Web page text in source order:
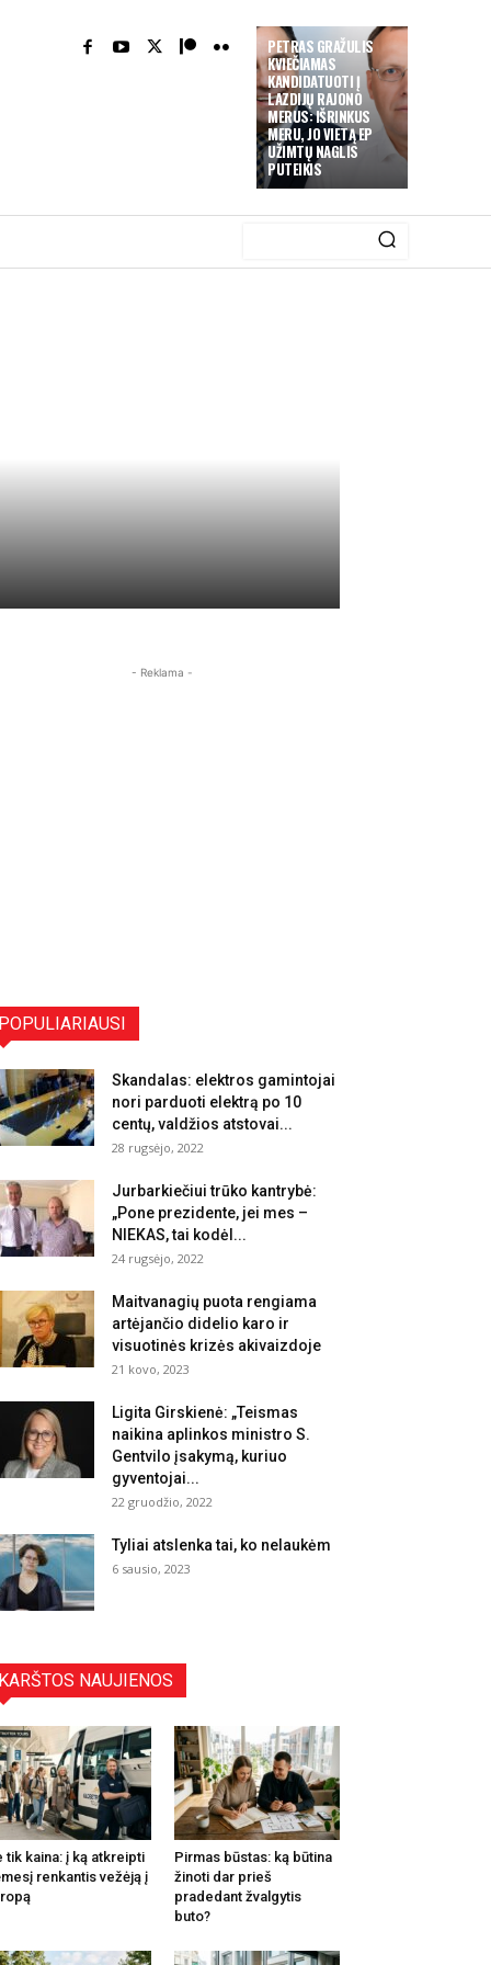
PETRAS GRAŽULIS
KVIEČIAMAS
KANDIDATUOTI Į
LAZDIJŲ RAJONO
MERUS: IŠRINKUS
MERU, JO VIETĄ EP
UŽIMTŲ NAGLIS
PUTEIKIS
- Reklama -
Skandalas: elektros gamintojai
nori parduoti elektrą po 10
centų, valdžios atstovai...
28 rugsėjo, 2022
Jurbarkiečiui trūko kantrybė:
„Pone prezidente, jei mes –
NIEKAS, tai kodėl...
24 rugsėjo, 2022
Maitvanagių puota rengiama
artėjančio didelio karo ir
visuotinės krizės akivaizdoje
21 kovo, 2023
Ligita Girskienė: „Teismas
naikina aplinkos ministro S.
Gentvilo įsakymą, kuriuo
gyventojai...
22 gruodžio, 2022
Tyliai atslenka tai, ko nelaukėm
6 sausio, 2023
NAUJIENOS
tik kaina: į ką atkreipti
renkantis vežėją į
Pirmas būstas: ką būtina
žinoti dar prieš
pradedant žvalgytis
buto?